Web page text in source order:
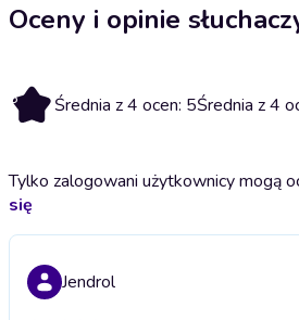
Oceny i opinie
5 Średnia z 4 ocen: 5Średnia z 4
Tylko zalogowani użytkownicy mogą
się
Jendrol